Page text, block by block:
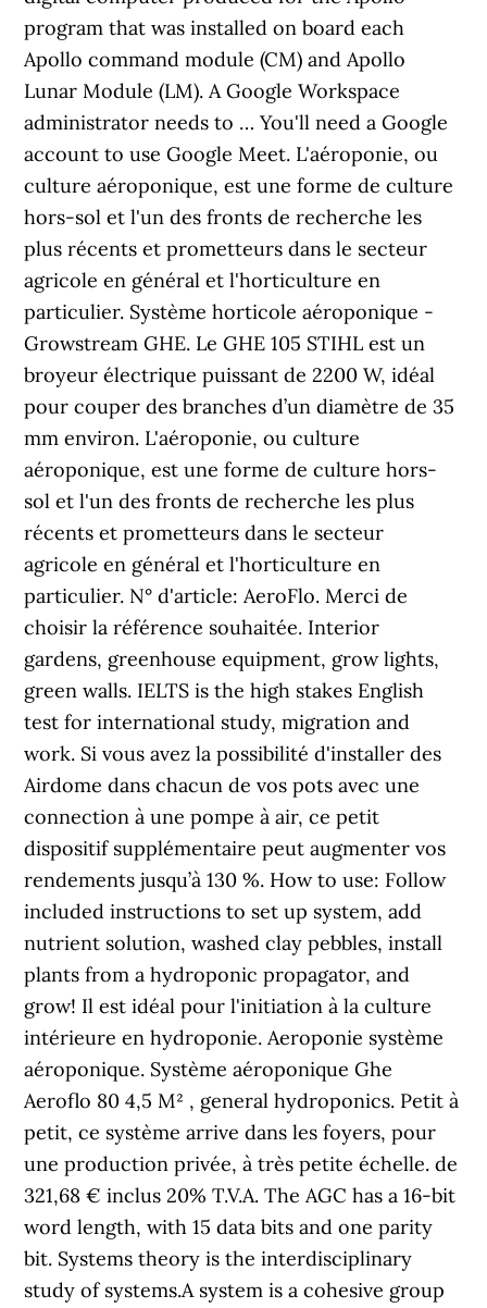
program that was installed on board each
Apollo command module (CM) and Apollo
Lunar Module (LM). A Google Workspace
administrator needs to … You'll need a Google
account to use Google Meet. L'aéroponie, ou
culture aéroponique, est une forme de culture
hors-sol et l'un des fronts de recherche les
plus récents et prometteurs dans le secteur
agricole en général et l'horticulture en
particulier. Système horticole aéroponique -
Growstream GHE. Le GHE 105 STIHL est un
broyeur électrique puissant de 2200 W, idéal
pour couper des branches d’un diamètre de 35
mm environ. L'aéroponie, ou culture
aéroponique, est une forme de culture hors-
sol et l'un des fronts de recherche les plus
récents et prometteurs dans le secteur
agricole en général et l'horticulture en
particulier. N° d'article: AeroFlo. Merci de
choisir la référence souhaitée. Interior
gardens, greenhouse equipment, grow lights,
green walls. IELTS is the high stakes English
test for international study, migration and
work. Si vous avez la possibilité d'installer des
Airdome dans chacun de vos pots avec une
connection à une pompe à air, ce petit
dispositif supplémentaire peut augmenter vos
rendements jusqu’à 130 %. How to use: Follow
included instructions to set up system, add
nutrient solution, washed clay pebbles, install
plants from a hydroponic propagator, and
grow! Il est idéal pour l'initiation à la culture
intérieure en hydroponie. Aeroponie système
aéroponique. Système aéroponique Ghe
Aeroflo 80 4,5 M² , general hydroponics. Petit à
petit, ce système arrive dans les foyers, pour
une production privée, à très petite échelle. de
321,68 € inclus 20% T.V.A. The AGC has a 16-bit
word length, with 15 data bits and one parity
bit. Systems theory is the interdisciplinary
study of systems.A system is a cohesive group